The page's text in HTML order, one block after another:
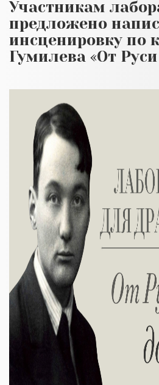
Участникам
предложено
инсценировку по
Гумилева «От